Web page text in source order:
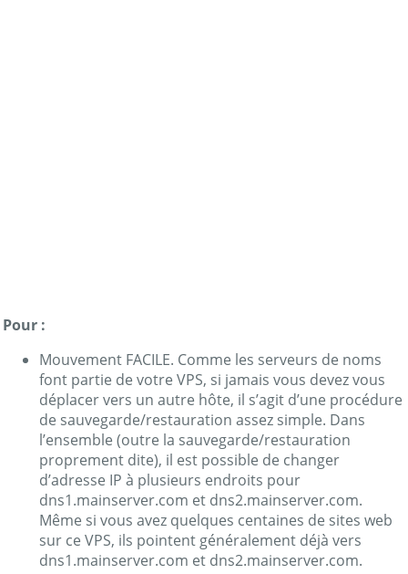
Pour :
Mouvement FACILE. Comme les serveurs de noms
font partie de votre VPS, si jamais vous devez vous
déplacer vers un autre hôte, il s’agit d’une procédure
de sauvegarde/restauration assez simple. Dans
l’ensemble (outre la sauvegarde/restauration
proprement dite), il est possible de changer
d’adresse IP à plusieurs endroits pour
dns1.mainserver.com et dns2.mainserver.com.
Même si vous avez quelques centaines de sites web
sur ce VPS, ils pointent généralement déjà vers
dns1.mainserver.com et dns2.mainserver.com.